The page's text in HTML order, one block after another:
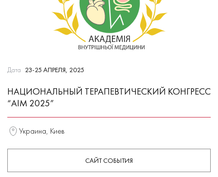
Дата 23-25 АПРЕЛЯ, 2025
НАЦИОНАЛЬНЫЙ ТЕРАПЕВТИЧЕСКИЙ КОНГРЕСС
“AIM 2025”
Украина, Киев
САЙТ СОБЫТИЯ